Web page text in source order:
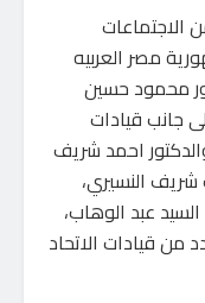
الاجتماعات
مصر العربيه
محمود حسين
جانب قيادات
احمد شريف
النسيري،
عبد الوهاب،
من قيادات الاتحاد